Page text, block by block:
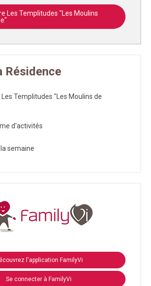
Les Templitudes "Les Moulins
Résidence
Templitudes "Les Moulins de
d'activités
semaine
l'application FamilyVi
Se connecter à FamilyVi